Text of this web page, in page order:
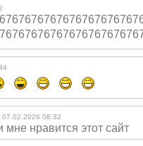
07.02.2026 08:32
нравится этот сайт